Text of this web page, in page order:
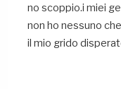
no scoppio.i miei
non ho nessuno
il mio grido